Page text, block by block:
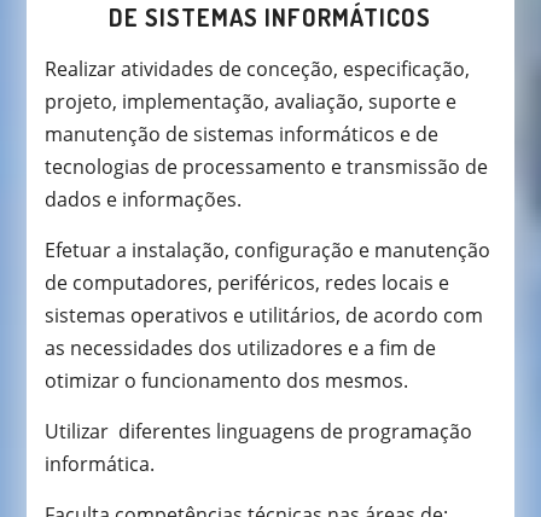
DE SISTEMAS INFORMÁTICOS
Realizar atividades de conceção, especificação,
projeto, implementação, avaliação, suporte e
manutenção de sistemas informáticos e de
tecnologias de processamento e transmissão de
dados e informações.
Efetuar a instalação, configuração e manutenção
de computadores, periféricos, redes locais e
sistemas operativos e utilitários, de acordo com
as necessidades dos utilizadores e a fim de
otimizar o funcionamento dos mesmos.
Utilizar diferentes linguagens de programação
informática.